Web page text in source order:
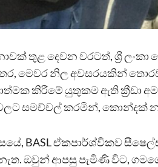
තුළ දෙවන වරටත්, ශ්‍රී ලංකා
මෙවර නිල අවසරයකින්
කිරීමේ යුතුකම ඇති ක්‍රීඩා
සමච්චල් කරමින්, කොන්දක්
BASL ඒකපාර්ශ්විකව
ඔවුන් ආපසු පැමිණි විට,